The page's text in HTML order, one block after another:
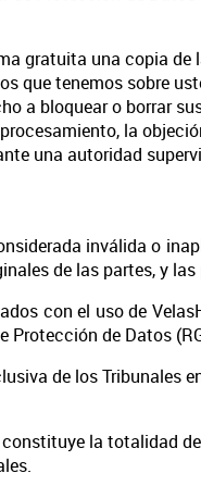
gratuita una copia
que tenemos sobre
a bloquear o borrar
la
una autoridad
inválida o
de las partes, y
con el uso de
Protección de Datos
de los Tribunales
la totalidad